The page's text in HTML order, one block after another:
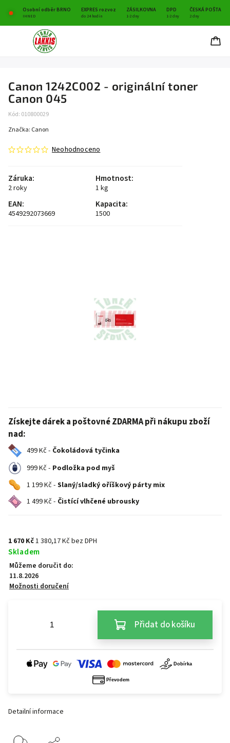
Osobní odběr BRNO EXPRES rozvoz ZÁSILKOVNA DPD ČESKÁ POŠTA
IHNED do 24 hodin 1-2 dny 1-2 dny 2 dny
Canon 1242C002 - originální toner
Canon 045
Kód: 010800029
Neohodnoceno
Záruka:
2 roky
Hmotnost:
1 kg
EAN:
4549292073669
Kapacita:
1500
Značka: Canon
Získejte dárek a poštovné ZDARMA při nákupu zboží
nad:
499 Kč - Čokoládová tyčinka
999 Kč - Podložka pod myš
1 199 Kč - Slaný/sladký oříškový párty mix
1 499 Kč - Čistící vlhčené ubrousky
1 670 Kč1 380,17 Kč bez DPH
Skladem
Můžeme doručit do:
11.8.2026
Možnosti doručení
Přidat do košíku
Detailní informace